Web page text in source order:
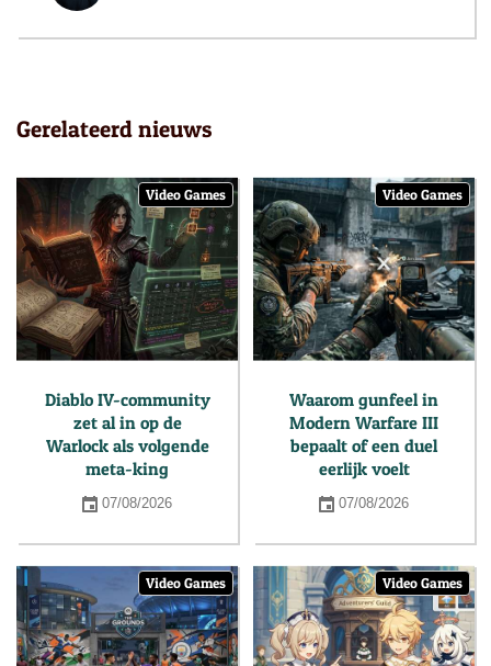
Gerelateerd nieuws
Video Games
Diablo IV-community
zet al in op de
Warlock als volgende
meta-king
07/08/2026
Video Games
Waarom gunfeel in
Modern Warfare III
bepaalt of een duel
eerlijk voelt
07/08/2026
Video Games Video Games